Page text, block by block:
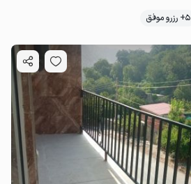
5+ رزرو موفق